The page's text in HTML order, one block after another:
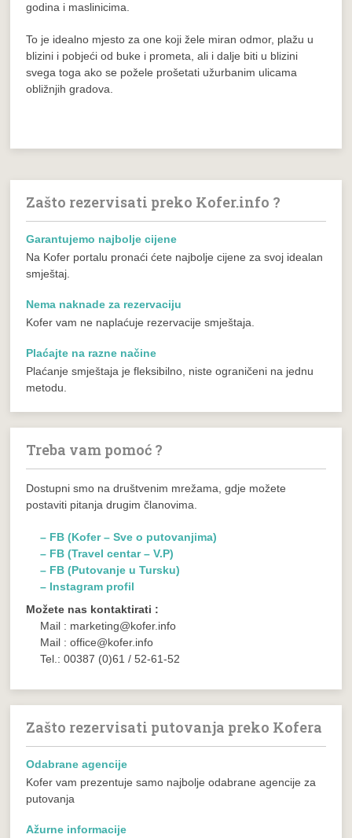
godina i maslinicima.
To je idealno mjesto za one koji žele miran odmor, plažu u
blizini i pobjeći od buke i prometa, ali i dalje biti u blizini
svega toga ako se požele prošetati užurbanim ulicama
obližnjih gradova.
Zašto rezervisati preko Kofer.info ?
Garantujemo najbolje cijene
Na Kofer portalu pronaći ćete najbolje cijene za svoj idealan
smještaj.
Nema naknade za rezervaciju
Kofer vam ne naplaćuje rezervacije smještaja.
Plaćajte na razne načine
Plaćanje smještaja je fleksibilno, niste ograničeni na jednu
metodu.
Treba vam pomoć ?
Dostupni smo na društvenim mrežama, gdje možete
postaviti pitanja drugim članovima.
– FB (Kofer – Sve o putovanjima)
– FB (Travel centar – V.P)
– FB (Putovanje u Tursku)
– Instagram profil
Možete nas kontaktirati :
Mail : marketing@kofer.info
Mail : office@kofer.info
Tel.: 00387 (0)61 / 52-61-52
Zašto rezervisati putovanja preko Kofera
Odabrane agencije
Kofer vam prezentuje samo najbolje odabrane agencije za
putovanja
Ažurne informacije